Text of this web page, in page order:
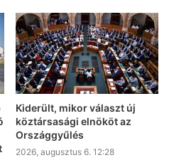
Kiderült, mikor választ új
köztársasági elnököt az
Országgyűlés
2026, augusztus 6. 12:28